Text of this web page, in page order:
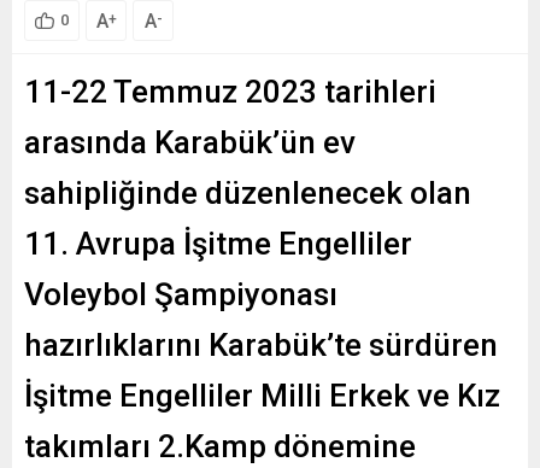
0 A+ A-
11-22 Temmuz 2023 tarihleri
arasında Karabük’ün ev
sahipliğinde düzenlenecek olan
11. Avrupa İşitme Engelliler
Voleybol Şampiyonası
hazırlıklarını Karabük’te sürdüren
İşitme Engelliler Milli Erkek ve Kız
takımları 2.Kamp dönemine